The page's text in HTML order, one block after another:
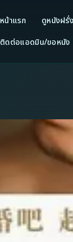
หน้าแรก ดูหนังฝรั่ง
ติดต่อแอดมิน/ขอหนัง